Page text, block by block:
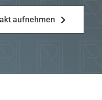
aufnehmen